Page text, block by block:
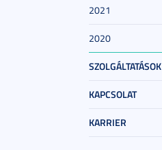
2021
2020
SZOLGÁLTATÁSOK
KAPCSOLAT
KARRIER